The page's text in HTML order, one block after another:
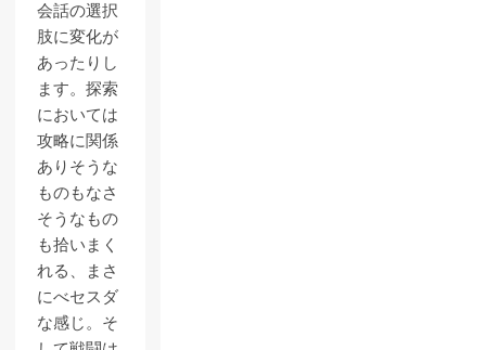
会話の選択
肢に変化が
あったりし
ます。探索
においては
攻略に関係
ありそうな
ものもなさ
そうなもの
も拾いまく
れる、まさ
にべセスダ
な感じ。そ